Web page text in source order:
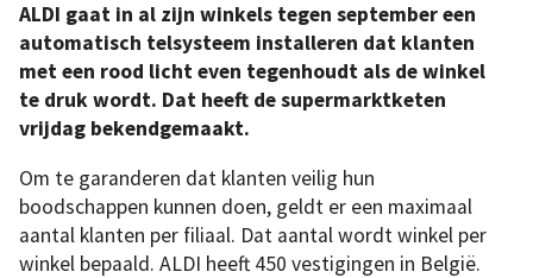
ALDI gaat in al zijn winkels tegen september een
automatisch telsysteem installeren dat klanten
met een rood licht even tegenhoudt als de winkel
te druk wordt. Dat heeft de supermarktketen
vrijdag bekendgemaakt.
Om te garanderen dat klanten veilig hun
boodschappen kunnen doen, geldt er een maximaal
aantal klanten per filiaal. Dat aantal wordt winkel per
winkel bepaald. ALDI heeft 450 vestigingen in België.